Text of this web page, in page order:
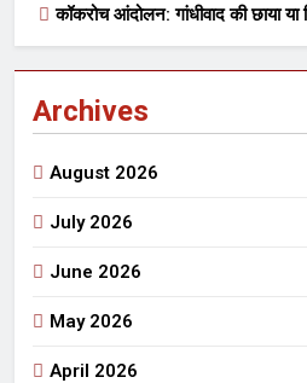
कॉकरोच आंदोलन: गांधीवाद की छाया
Archives
August 2026
July 2026
June 2026
May 2026
April 2026